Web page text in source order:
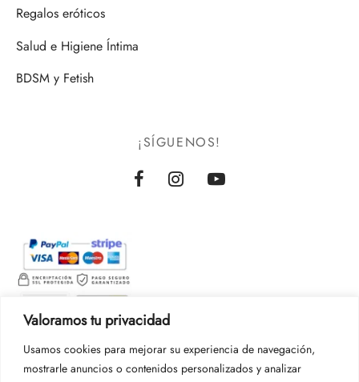
Valoramos tu privacidad
Usamos cookies para mejorar su experiencia de navegación,
mostrarle anuncios o contenidos personalizados y analizar
Regalos eróticos
Salud e Higiene Íntima
BDSM y Fetish
¡SÍGUENOS!